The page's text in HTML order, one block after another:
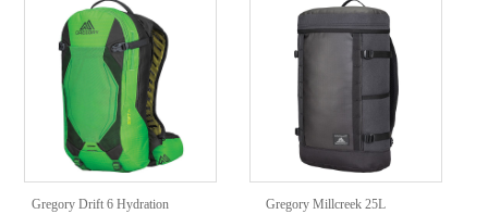
Gregory Drift 6 Hydration
Gregory Millcreek 25L